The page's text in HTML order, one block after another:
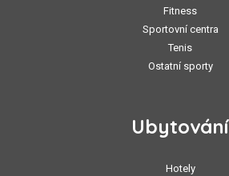
Fitness
Sportovní centra
Tenis
Ostatní sporty
Ubytování
Hotely